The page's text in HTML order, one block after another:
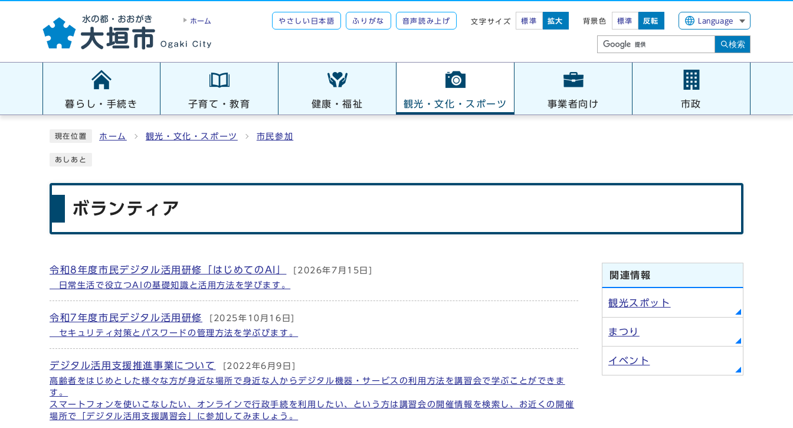
ホーム やさしい日本語 ふりがな 音声読み上げ 文字サイズ 標準 拡大 背景色 標準 反転 Language
検索
暮らし・手続き 子育て・教育 健康・福祉 観光・文化・スポーツ 事業者向け 市政
現在位置 ホーム 観光・文化・スポーツ 市民参加
あしあと
ボランティア
メインメニュー
令和8年度市民デジタル活用研修「はじめてのAI」
[2026年7月15日]
日常生活で役立つAIの基礎知識と活用方法を学びます。
令和7年度市民デジタル活用研修
[2025年10月16日]
セキュリティ対策とパスワードの管理方法を学ぶびます。
デジタル活用支援推進事業について
[2022年6月9日]
高齢者をはじめとした様々な方が身近な場所で身近な人からデジタル機器・サービスの利用方法を講習会で学ぶことができま
す。
スマートフォンを使いこなしたい、オンラインで行政手続を利用したい、という方は講習会の開催情報を検索し、お近くの開催
場所で「デジタル活用支援講習会」に参加してみましょう。
関連情報
観光スポット
まつり
イベント